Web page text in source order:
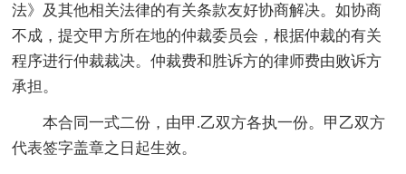
法》及其他相关法律的有关条款友好协商解决。如协商
不成，提交甲方所在地的仲裁委员会，根据仲裁的有关
程序进行仲裁裁决。仲裁费和胜诉方的律师费由败诉方
承担。
本合同一式二份，由甲.乙双方各执一份。甲乙双方
代表签字盖章之日起生效。